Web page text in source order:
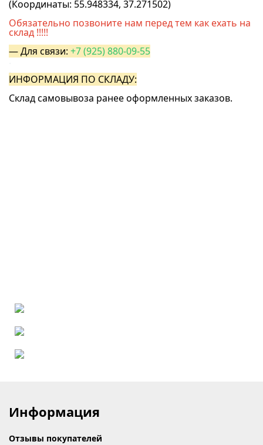
(Координаты: 55.948334, 37.271502)
Обязательно позвоните нам перед тем как ехать на
склад !!!!!
.
— Для связи: +7 (925) 880-09-55
.
.
ИНФОРМАЦИЯ ПО СКЛАДУ:
.
Склад самовывоза ранее оформленных заказов.
Информация
Отзывы покупателей